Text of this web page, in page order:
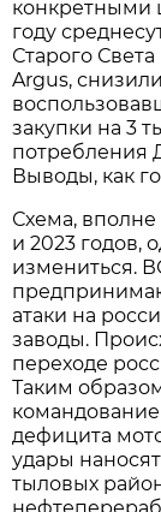
конкретными
году
Старого
Argus,
закупки на 3
потребления
Выводы, как
Схема, вполне
и 2023 годов,
измениться.
атаки на
заводы.
переходе
Таким
дефицита
удары
тыловых